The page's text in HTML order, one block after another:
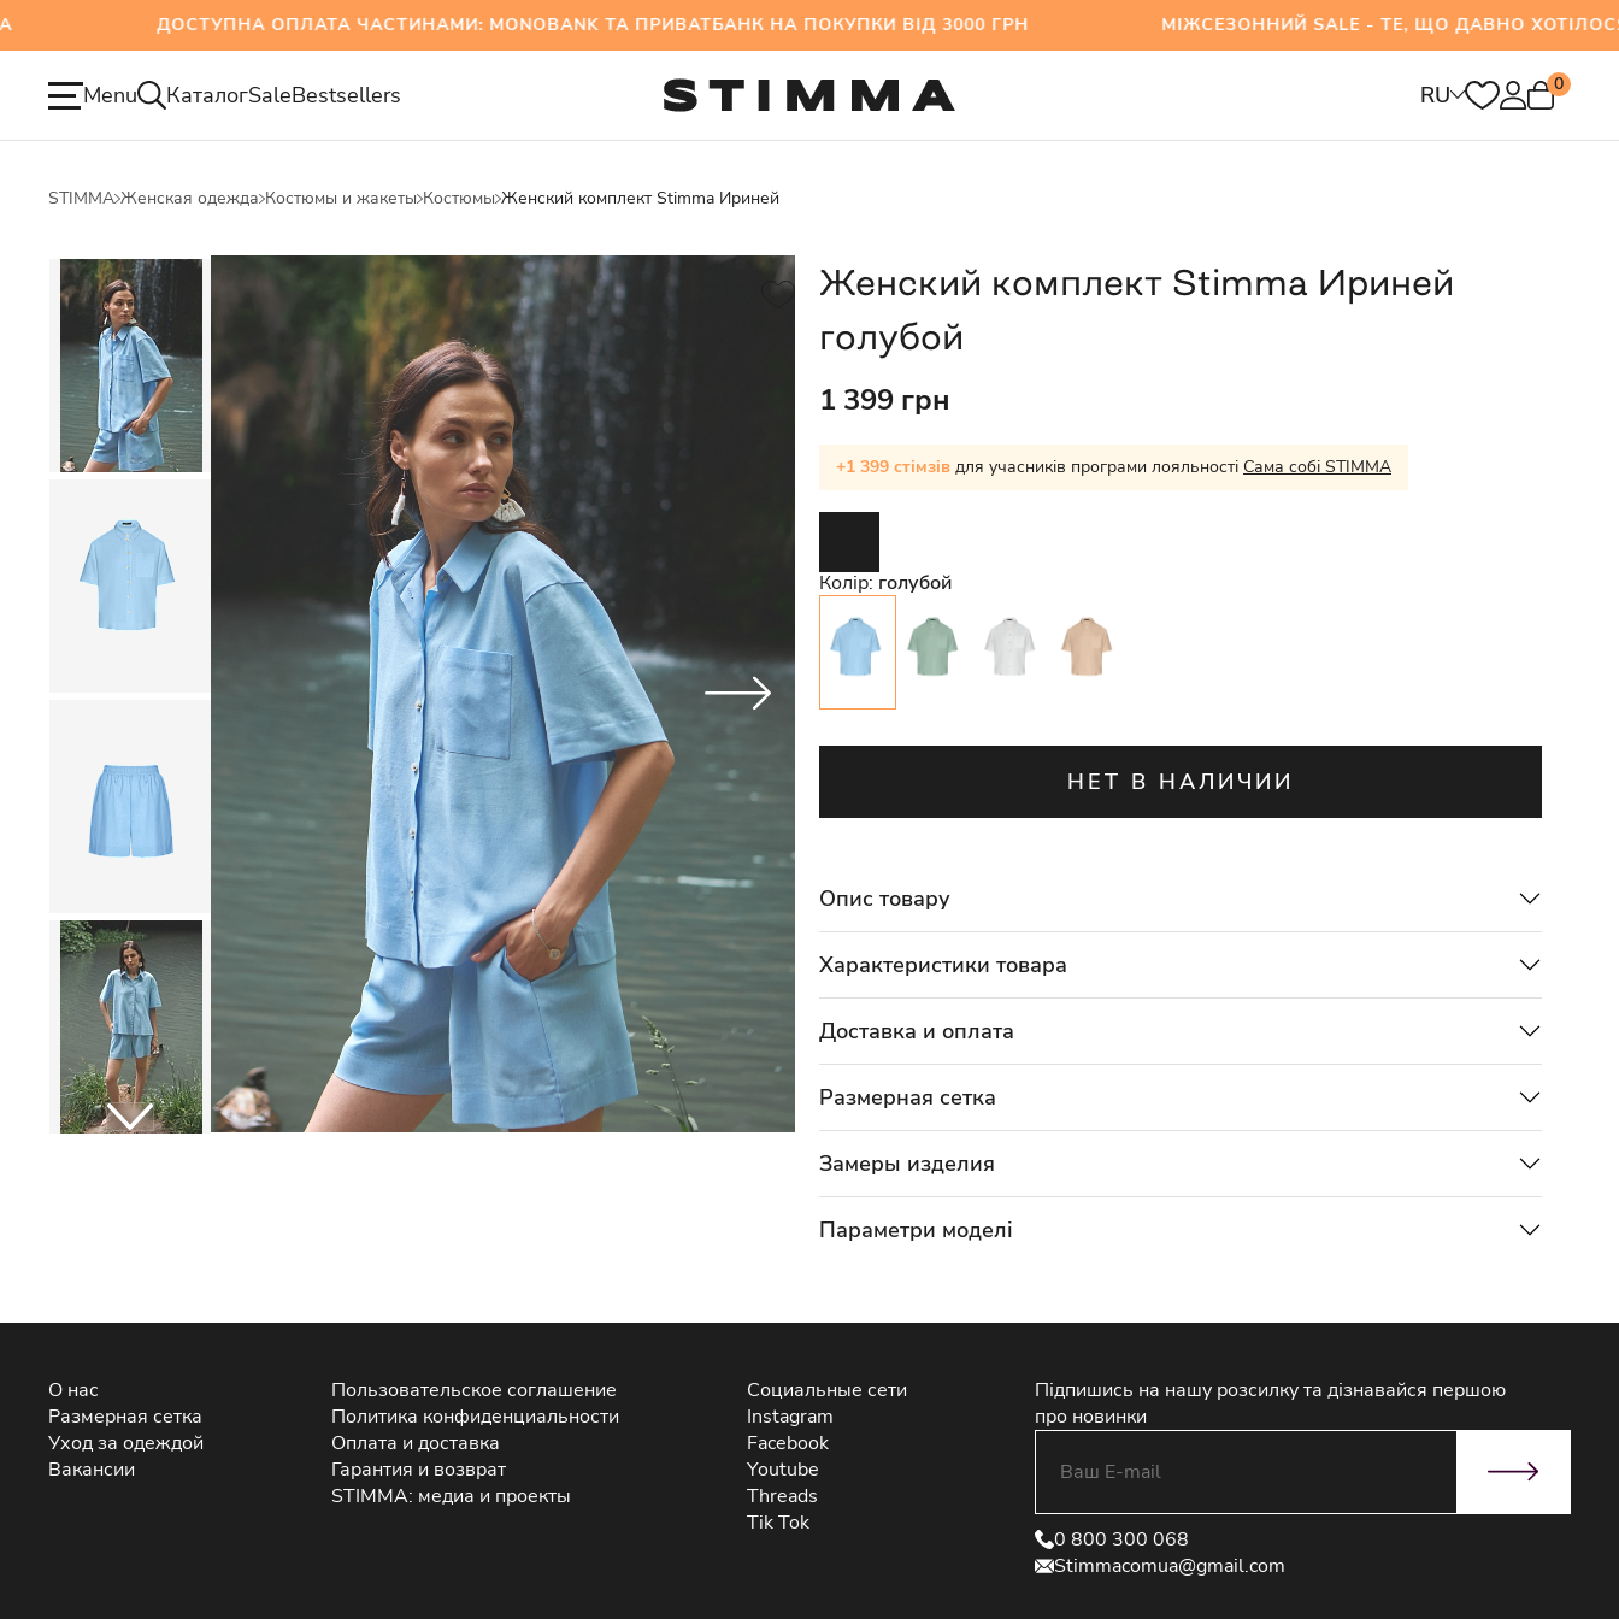
ДОСТУПНА ОПЛАТА ЧАСТИНАМИ: MONOBANK ТА ПРИВАТБАНК НА ПОКУПКИ ВІД 3000 ГРН МІЖСЕЗОННИЙ SALE - ТЕ, ЩО ДАВНО ХОТІЛОСЯ
Menu КаталогSaleBestsellers RU 0
STIMMA Женская одежда Костюмы и жакеты Костюмы Женский комплект Stimma Ириней
Женский комплект Stimma Ириней
голубой
1 399 грн
+1 399 стімзів для учасників програми лояльності Сама собі STIMMA
Колір: голубой
НЕТ В НАЛИЧИИ
Опис товару
Характеристики товара
Доставка и оплата
Размерная сетка
Замеры изделия
Параметри моделі
О нас
Размерная сетка
Уход за одеждой
Вакансии
Пользовательское соглашение
Политика конфиденциальности
Оплата и доставка
Гарантия и возврат
STIMMA: медиа и проекты
Социальные сети
Instagram
Facebook
Youtube
Threads
Tik Tok
Підпишись на нашу розсилку та дізнавайся першою
про новинки
0 800 300 068
Stimmacomua@gmail.com